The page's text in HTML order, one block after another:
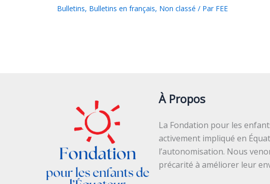
Bulletins, Bulletins en français, Non classé / Par FEE
À Propos
La Fondation pour les
activement impliqué en
l’autonomisation. Nous
précarité à améliorer leur